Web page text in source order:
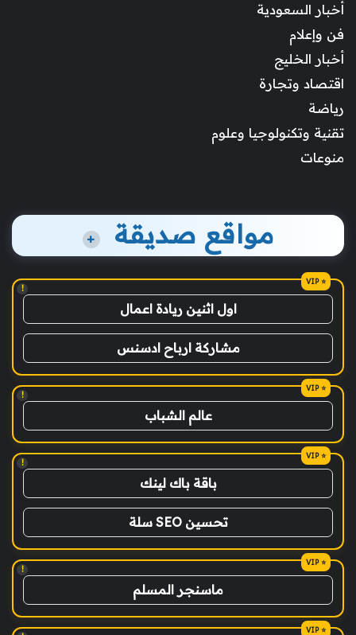
أخبار السعودية
فن وإعلام
أخبار الخليج
اقتصاد وتجارة
رياضة
تقنية وتكنولوجيا وعلوم
منوعات
مواقع صديقة +
!
اول اثنين ريادة اعمال
مشاركة ارباح ادسنس
!
عالم الشباب
!
باقة باك لينك
تحسين SEO سلة
!
ماسنجر المسلم